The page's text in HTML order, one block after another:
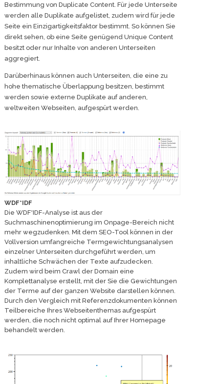
Bestimmung von Duplicate Content. Für jede Unterseite
werden alle Duplikate aufgelistet, zudem wird für jede
Seite ein Einzigartigkeitsfaktor bestimmt. So können Sie
direkt sehen, ob eine Seite genügend Unique Content
besitzt oder nur Inhalte von anderen Unterseiten
aggregiert.
Darüberhinaus können auch Unterseiten, die eine zu
hohe thematische Überlappung besitzen, bestimmt
werden sowie externe Duplikate auf anderen,
weltweiten Webseiten, aufgespürt werden.
WDF*IDF
Die WDF*IDF-Analyse ist aus der
Suchmaschinenoptimierung im Onpage-Bereich nicht
mehr wegzudenken. Mit dem SEO-Tool können in der
Vollversion umfangreiche Termgewichtungsanalysen
einzelner Unterseiten durchgeführt werden, um
inhaltliche Schwächen der Texte aufzudecken.
Zudem wird beim Crawl der Domain eine
Komplettanalyse erstellt, mit der Sie die Gewichtungen
der Terme auf der ganzen Website darstellen können.
Durch den Vergleich mit Referenzdokumenten können
Teilbereiche Ihres Webseitenthemas aufgespürt
werden, die noch nicht optimal auf Ihrer Homepage
behandelt werden.